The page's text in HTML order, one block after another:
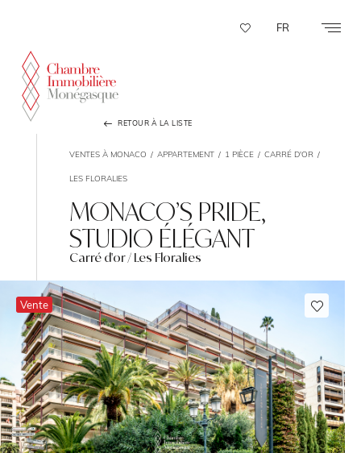
FR
RETOUR À LA LISTE
VENTES À MONACO APPARTEMENT 1 PIÈCE CARRÉ D'OR
LES FLORALIES
MONACO’S PRIDE,
STUDIO ÉLÉGANT
Carré d'or / Les Floralies
Vente